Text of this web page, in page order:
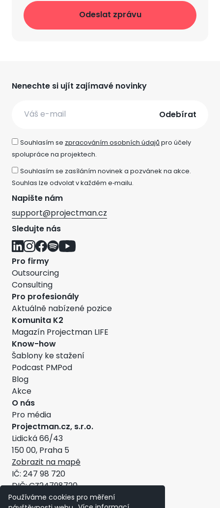
Používáme cookies pro měření
Projectman.cz, s.r.o.
Lidická 66/43
150 00, Praha 5
Zobrazit na mapě
IČ: 247 98 720
DIČ: CZ24798720
Všeobecné obchodní podmínky
Pro firmy
Outsourcing
Consulting
Pro profesionály
Aktuálně nabízené pozice
Komunita K2
Magazín Projectman LIFE
Know-how
Šablony ke stažení
Podcast PMPod
Blog
Akce
O nás
Pro média
Nenechte si ujít zajímavé novinky
Souhlasím sezpracováním osobních údajůpro účely
spolupráce na projektech.
Souhlasím se zasíláním novinek a pozvánek na akce.
Souhlas lze odvolat v každém e‑mailu.
Napište nám
support@projectman.cz
Sledujte nás